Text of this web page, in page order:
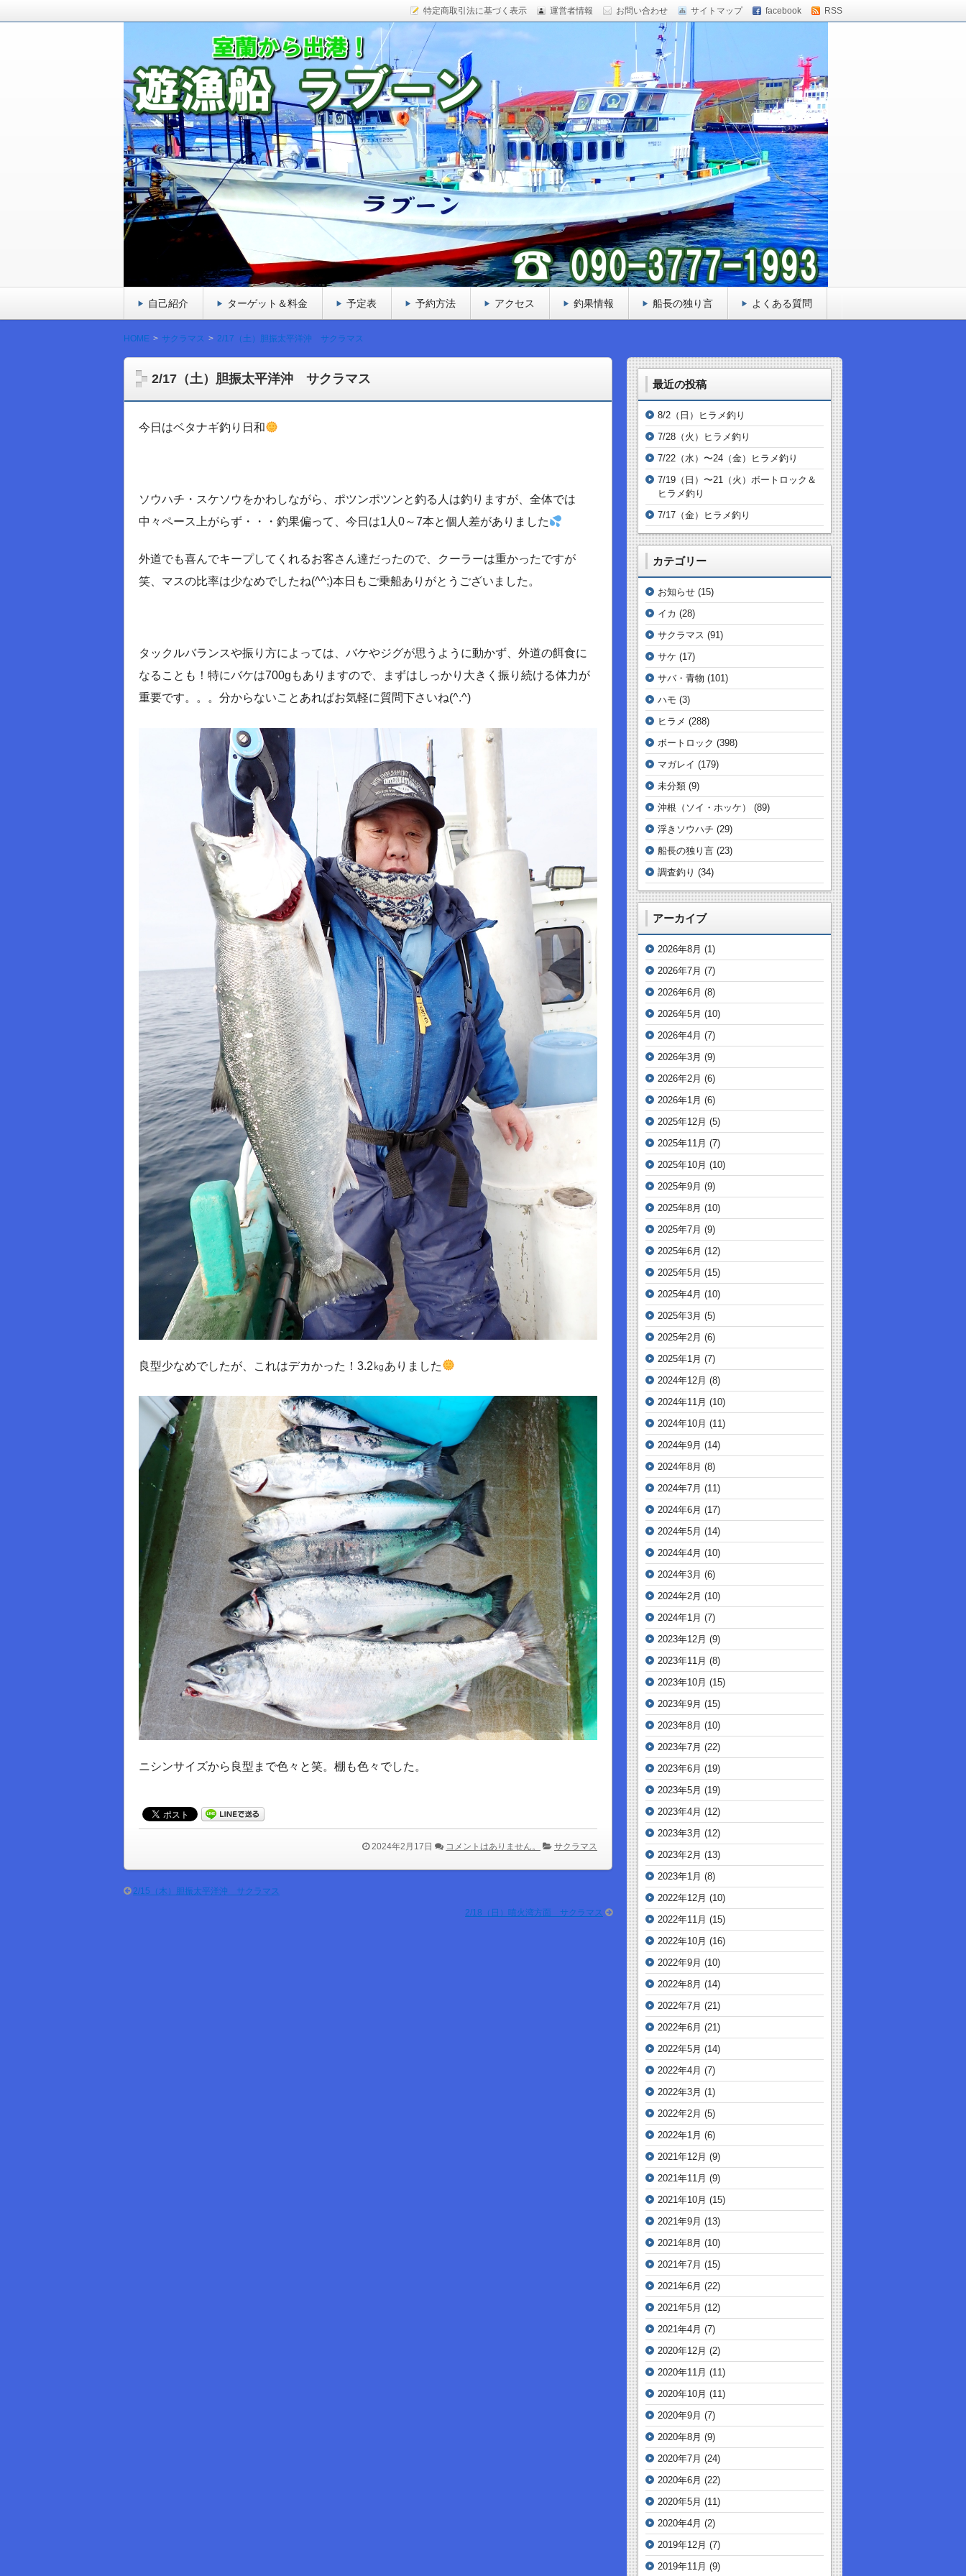
特定商取引法に基づく表示 運営者情報 お問い合わせ サイトマップ facebook RSS
室蘭 遊漁船 ラブーン
室蘭から出港している釣り船です！ロックフィッシュ、カレイ、ヒラメ、サケなど様々な魚をター
ゲットとし、お客様に満足頂ける遊漁船を目指しております。
自己紹介 ターゲット＆料金 予定表 予約方法 アクセス 釣果情報 船長の独り言 よくある質問
HOME サクラマス 2/17（土）胆振太平洋沖 サクラマス
2/17（土）胆振太平洋沖 サクラマス
今日はベタナギ釣り日和
ソウハチ・スケソウをかわしながら、ポツンポツンと釣る人は釣りますが、全体では
中々ペース上がらず・・・釣果偏って、今日は1人0～7本と個人差がありました
外道でも喜んでキープしてくれるお客さん達だったので、クーラーは重かったですが
笑、マスの比率は少なめでしたね(^^;)本日もご乗船ありがとうございました。
タックルバランスや振り方によっては、バケやジグが思うように動かず、外道の餌食に
なることも！特にバケは700gもありますので、まずはしっかり大きく振り続ける体力が
重要です。。。分からないことあればお気軽に質問下さいね(^.^)
良型少なめでしたが、これはデカかった！3.2㎏ありました
ニシンサイズから良型まで色々と笑。棚も色々でした。
2024年2月17日 コメントはありません。 サクラマス
2/15（木）胆振太平洋沖 サクラマス
2/18（日）噴火湾方面 サクラマス
最近の投稿
8/2（日）ヒラメ釣り
7/28（火）ヒラメ釣り
7/22（水）〜24（金）ヒラメ釣り
7/19（日）〜21（火）ボートロック＆
ヒラメ釣り
7/17（金）ヒラメ釣り
カテゴリー
お知らせ (15)
イカ (28)
サクラマス (91)
サケ (17)
サバ・青物 (101)
ハモ (3)
ヒラメ (288)
ボートロック (398)
マガレイ (179)
未分類 (9)
沖根（ソイ・ホッケ）
(89)
浮きソウハチ (29)
船長の独り言 (23)
調査釣り (34)
アーカイブ
2026年8月 (1)
2026年7月 (7)
2026年6月 (8)
2026年5月 (10)
2026年4月 (7)
2026年3月 (9)
2026年2月 (6)
2026年1月 (6)
2025年12月 (5)
2025年11月 (7)
2025年10月 (10)
2025年9月 (9)
2025年8月 (10)
2025年7月 (9)
2025年6月 (12)
2025年5月 (15)
2025年4月 (10)
2025年3月 (5)
2025年2月 (6)
2025年1月 (7)
2024年12月 (8)
2024年11月 (10)
2024年10月 (11)
2024年9月 (14)
2024年8月 (8)
2024年7月 (11)
2024年6月 (17)
2024年5月 (14)
2024年4月 (10)
2024年3月 (6)
2024年2月 (10)
2024年1月 (7)
2023年12月 (9)
2023年11月 (8)
2023年10月 (15)
2023年9月 (15)
2023年8月 (10)
2023年7月 (22)
2023年6月 (19)
2023年5月 (19)
2023年4月 (12)
2023年3月 (12)
2023年2月 (13)
2023年1月 (8)
2022年12月 (10)
2022年11月 (15)
2022年10月 (16)
2022年9月 (10)
2022年8月 (14)
2022年7月 (21)
2022年6月 (21)
2022年5月 (14)
2022年4月 (7)
2022年3月 (1)
2022年2月 (5)
2022年1月 (6)
2021年12月 (9)
2021年11月 (9)
2021年10月 (15)
2021年9月 (13)
2021年8月 (10)
2021年7月 (15)
2021年6月 (22)
2021年5月 (12)
2021年4月 (7)
2020年12月 (2)
2020年11月 (11)
2020年10月 (11)
2020年9月 (7)
2020年8月 (9)
2020年7月 (24)
2020年6月 (22)
2020年5月 (11)
2020年4月 (2)
2019年12月 (7)
2019年11月 (9)